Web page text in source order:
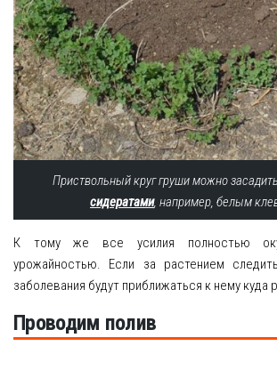
Приствольный круг груши можно засадить
сидератами, например, белым
К тому же все усилия полностью
урожайностью. Если за растением
заболевания будут приближаться к нему куда
Проводим полив